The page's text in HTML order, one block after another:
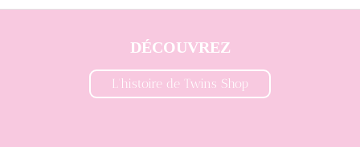
DÉCOUVREZ
L'histoire de Twins Shop